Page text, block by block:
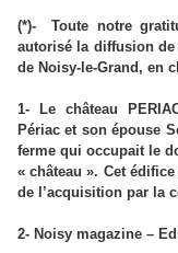
(*)-
Toute notre
autorisé la diffusion de
de Noisy-le-Grand, en
1- Le château
Périac et son épouse
ferme qui occupait le
« château ». Cet
de l’acquisition par la
2- Noisy magazine –